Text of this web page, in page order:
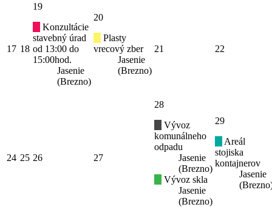
17 18
19
Konzultácie
stavebný úrad
od 13:00 do
15:00hod.
Jasenie
(Brezno)
20
Plasty
vrecový zber
Jasenie
(Brezno)
21 22
24 25 26 27
28
Vývoz
komunálneho
odpadu
Jasenie
(Brezno)
Vývoz skla
Jasenie
(Brezno)
29
Areál
stojiska
kontajnerov
Jasenie